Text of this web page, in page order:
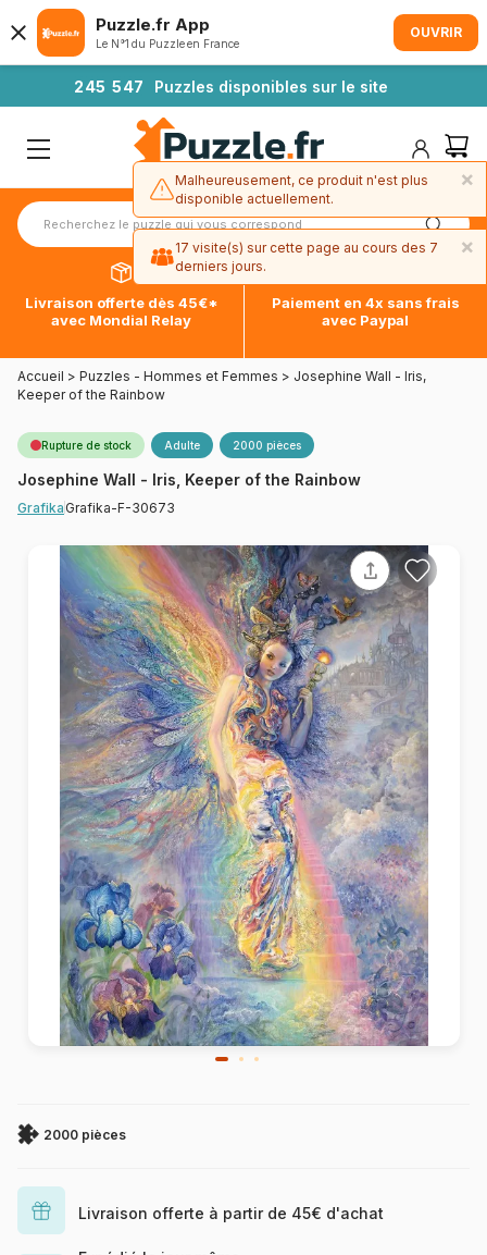
245 547 Puzzles disponibles sur le site
Livraison offerte dès 45€*
avec Mondial Relay
Paiement en 4x sans frais
avec Paypal
Accueil > Puzzles - Hommes et Femmes > Josephine Wall - Iris,
Keeper of the Rainbow
Rupture de stock Adulte 2000 pièces
Josephine Wall - Iris, Keeper of the Rainbow
Grafika Grafika-F-30673
2000 pièces
Livraison offerte à partir de 45€ d'achat
Puzzle.fr App
Le N°1 du Puzzle en France
OUVRIR
×
Malheureusement, ce produit n'est plus
disponible actuellement.
×
17 visite(s) sur cette page au cours des 7
derniers jours.